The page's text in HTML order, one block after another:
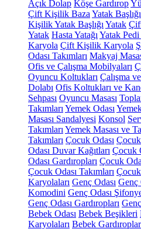
Açık Dolap Köşe Gardırop
Çift Kişilik Baza Yatak Başlığı
Kişilik Yatak Başlığı Yatak
Yatak Hasta Yatağı Yatak
Karyola Çift Kişilik Karyola
Odası Takımları Makyaj
Ofis ve Çalışma Mobilyaları
Oyuncu Koltukları Çalışma
Dolabı Ofis Koltukları ve
Sehpası Oyuncu Masası
Takımları Yemek Odası
Masası Sandalyesi Konsol
Takımları Yemek Masası ve
Takımları Çocuk Odası
Odası Duvar Kağıtları Çocuk
Odası Gardıropları Çocuk
Çocuk Odası Takımları
Karyolaları Genç Odası Genç
Komodini Genç Odası
Genç Odası Gardıropları
Bebek Odası Bebek Beşikleri
Karyolaları Bebek